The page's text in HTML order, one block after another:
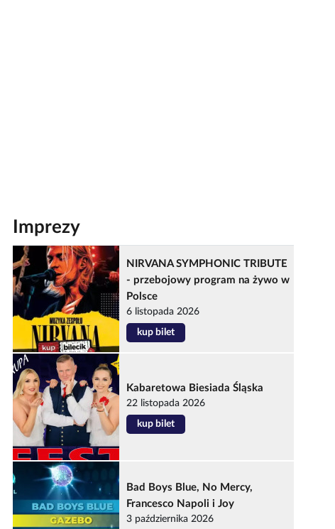
Imprezy
NIRVANA SYMPHONIC TRIBUTE
- przebojowy program na żywo w
Polsce
6 listopada 2026
kup bilet
Kabaretowa Biesiada Śląska
22 listopada 2026
kup bilet
Bad Boys Blue, No Mercy,
Francesco Napoli i Joy
3 października 2026